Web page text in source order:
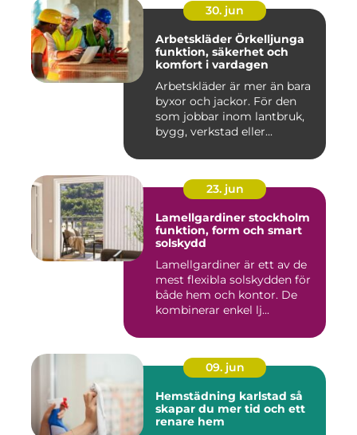
30. jun
Arbetskläder Örkelljunga
funktion, säkerhet och
komfort i vardagen
Arbetskläder är mer än bara
byxor och jackor. För den
som jobbar inom lantbruk,
bygg, verkstad eller...
23. jun
Lamellgardiner stockholm
funktion, form och smart
solskydd
Lamellgardiner är ett av de
mest flexibla solskydden för
både hem och kontor. De
kombinerar enkel lj...
09. jun
Hemstädning karlstad så
skapar du mer tid och ett
renare hem